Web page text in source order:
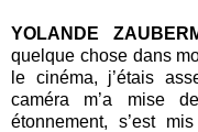
YOLANDE
quelque chose dans
le cinéma, j’étais
caméra m’a mise
étonnement, s’est